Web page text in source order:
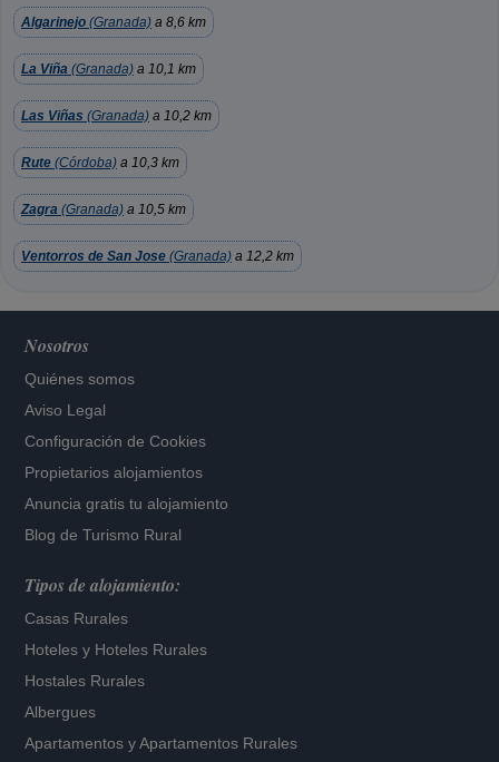
Algarinejo (Granada) a 8,6 km
La Viña (Granada) a 10,1 km
Las Viñas (Granada) a 10,2 km
Rute (Córdoba) a 10,3 km
Zagra (Granada) a 10,5 km
Ventorros de San Jose (Granada) a 12,2 km
Nosotros
Quiénes somos
Aviso Legal
Configuración de Cookies
Propietarios alojamientos
Anuncia gratis tu alojamiento
Blog de Turismo Rural
Tipos de alojamiento:
Casas Rurales
Hoteles y Hoteles Rurales
Hostales Rurales
Albergues
Apartamentos yApartamentos Rurales